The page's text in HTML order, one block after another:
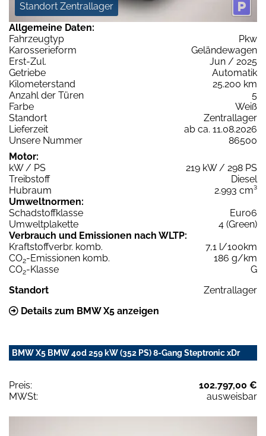
Standort Zentrallager
Allgemeine Daten:
Fahrzeugtyp
Pkw
Karosserieform
Geländewagen
Erst-Zul.
Jun / 2025
Getriebe
Automatik
Kilometerstand
25.200 km
Anzahl der Türen
5
Farbe
Weiß
Standort
Zentrallager
Lieferzeit
ab ca. 11.08.2026
Unsere Nummer
86500
Motor:
kW / PS
219 kW / 298 PS
Treibstoff
Diesel
Hubraum
2.993 cm³
Umweltnormen:
Schadstoffklasse
Euro6
Umweltplakette
4 (Green)
Verbrauch und Emissionen nach WLTP:
Kraftstoffverbr. komb.
7,1 l/100km
CO2-Emissionen komb.
186 g/km
CO2-Klasse
G
Standort
Zentrallager
Details zum BMW X5 anzeigen
BMW X5 BMW 40d 259 kW (352 PS) 8-Gang Steptronic xDr
Preis:
102.797,00 €
MWSt:
ausweisbar